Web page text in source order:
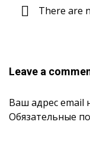
There are
Leave a
Ваш адрес email
Обязательные